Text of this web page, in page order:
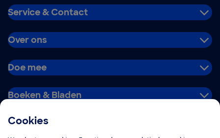
Cookies
Service & Contact
Over ons
Doe mee
Boeken & Bladen